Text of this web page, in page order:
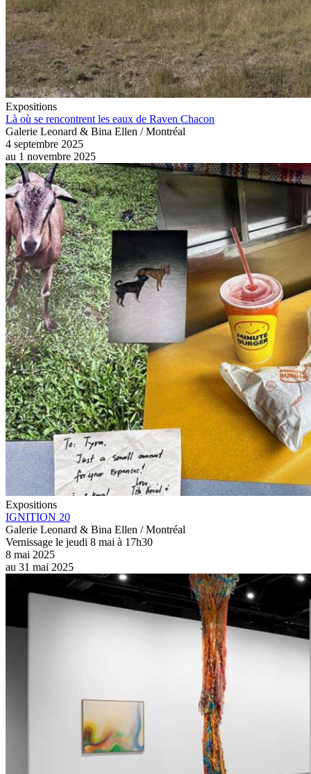
Expositions
Là où se rencontrent les eaux de Raven Chacon
Galerie Leonard & Bina Ellen / Montréal
4 septembre 2025
au 1 novembre 2025
Expositions
IGNITION 20
Galerie Leonard & Bina Ellen / Montréal
Vernissage le jeudi 8 mai à 17h30
8 mai 2025
au 31 mai 2025